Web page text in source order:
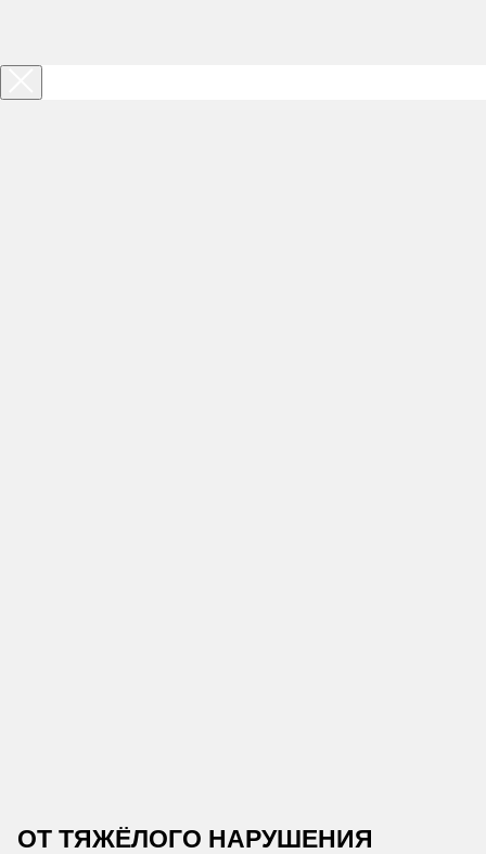
ОТ ТЯЖЁЛОГО НАРУШЕНИЯ